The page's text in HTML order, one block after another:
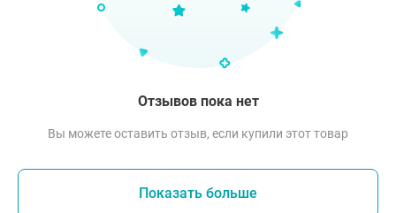
Отзывов пока нет
Вы можете оставить отзыв, если купили этот товар
Показать больше